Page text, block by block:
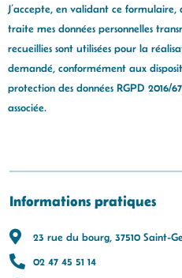
J’accepte, en validant ce
traite mes données personnelles
recueillies sont utilisées pour la
demandé, conformément aux
protection des données RGPD
associée.
Informations pratiques
23 rue du bourg, 37510 Saint-
02 47 45 51 14